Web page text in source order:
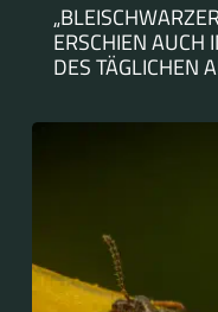
ERSCHIEN AUCH
DES TÄGLICHEN